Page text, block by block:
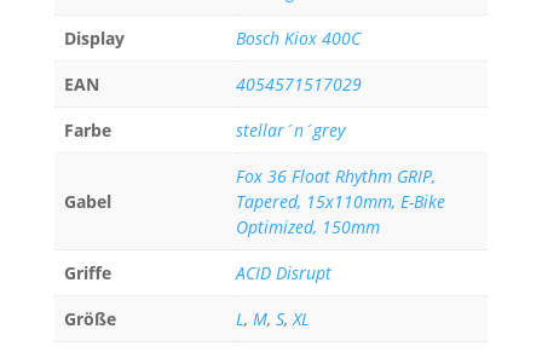
Display
Bosch Kiox 400C
EAN
4054571517029
Farbe
stellar´n´grey
Gabel
Fox 36 Float Rhythm GRIP,
Tapered, 15x110mm, E-Bike
Optimized, 150mm
Griffe
ACID Disrupt
Größe
L, M, S,XL